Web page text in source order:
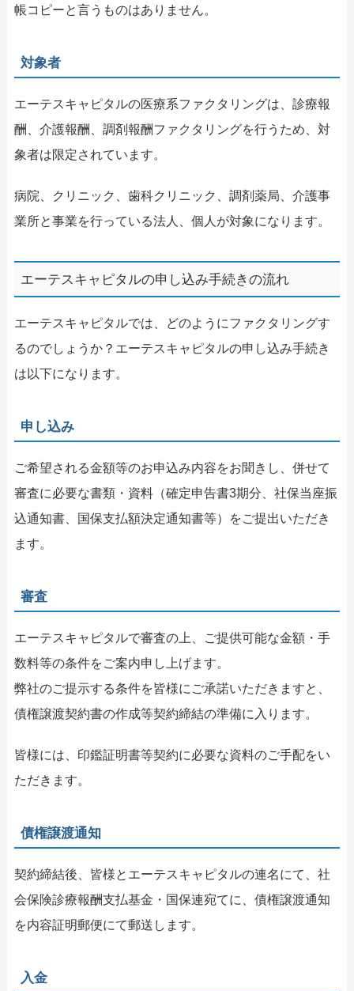
帳コピーと言うものはありません。
対象者
エーテスキャピタルの医療系ファクタリングは、診療報
酬、介護報酬、調剤報酬ファクタリングを行うため、対
象者は限定されています。
病院、クリニック、歯科クリニック、調剤薬局、介護事
業所と事業を行っている法人、個人が対象になります。
エーテスキャピタルの申し込み手続きの流れ
エーテスキャピタルでは、どのようにファクタリングす
るのでしょうか？エーテスキャピタルの申し込み手続き
は以下になります。
申し込み
ご希望される金額等のお申込み内容をお聞きし、併せて
審査に必要な書類・資料（確定申告書3期分、社保当座振
込通知書、国保支払額決定通知書等）をご提出いただき
ます。
審査
エーテスキャピタルで審査の上、ご提供可能な金額・手
数料等の条件をご案内申し上げます。
弊社のご提示する条件を皆様にご承諾いただきますと、
債権譲渡契約書の作成等契約締結の準備に入ります。
皆様には、印鑑証明書等契約に必要な資料のご手配をい
ただきます。
債権譲渡通知
契約締結後、皆様とエーテスキャピタルの連名にて、社
会保険診療報酬支払基金・国保連宛てに、債権譲渡通知
を内容証明郵便にて郵送します。
入金